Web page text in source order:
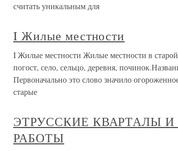
считать уникальным для
I Жилые местности
I Жилые местности Жилые местности в
погост, село, сельцо, деревня,
Первоначально это слово значило
старые
ЭТРУССКИЕ КВАРТАЛЫ
РАБОТЫ